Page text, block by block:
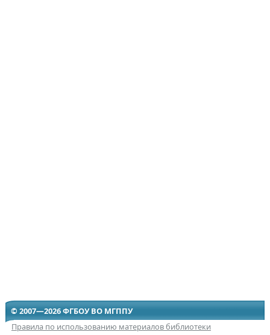
© 2007—2026 ФГБОУ ВО МГППУ
Правила по использованию материалов библиотеки